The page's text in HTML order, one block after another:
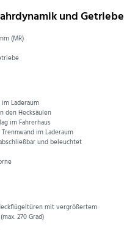
und Getriebe
(MR)
Laderaum
den Hecksäulen
im Fahrerhaus
im Laderaum
und beleuchtet
mit vergrößertem
270 Grad)